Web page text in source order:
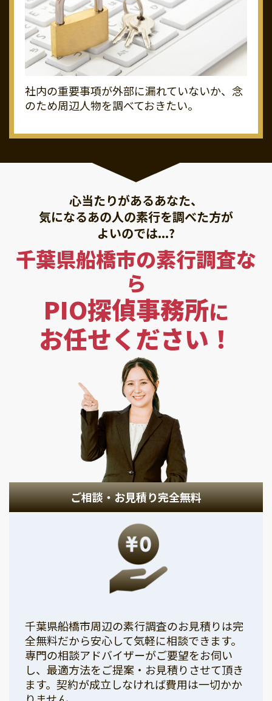
社内の重要事項が外部に漏れていないか、念
のため周辺人物を調べておきたい。
心当たりがあるあなた、
気になるあの人の素行を調べた方が
よいのでは...?
千葉県船橋市の素行調査な
ら
PIO探偵事務所に
お任せください！
ご相談・お見積り完全無料
千葉県船橋市周辺の素行調査のお見積りは完
全無料だから安心して気軽に相談できます。
専門の相談アドバイザーがご要望をお伺い
し、最適方法をご提案・お見積りさせて頂き
ます。契約が成立しなければ費用は一切かか